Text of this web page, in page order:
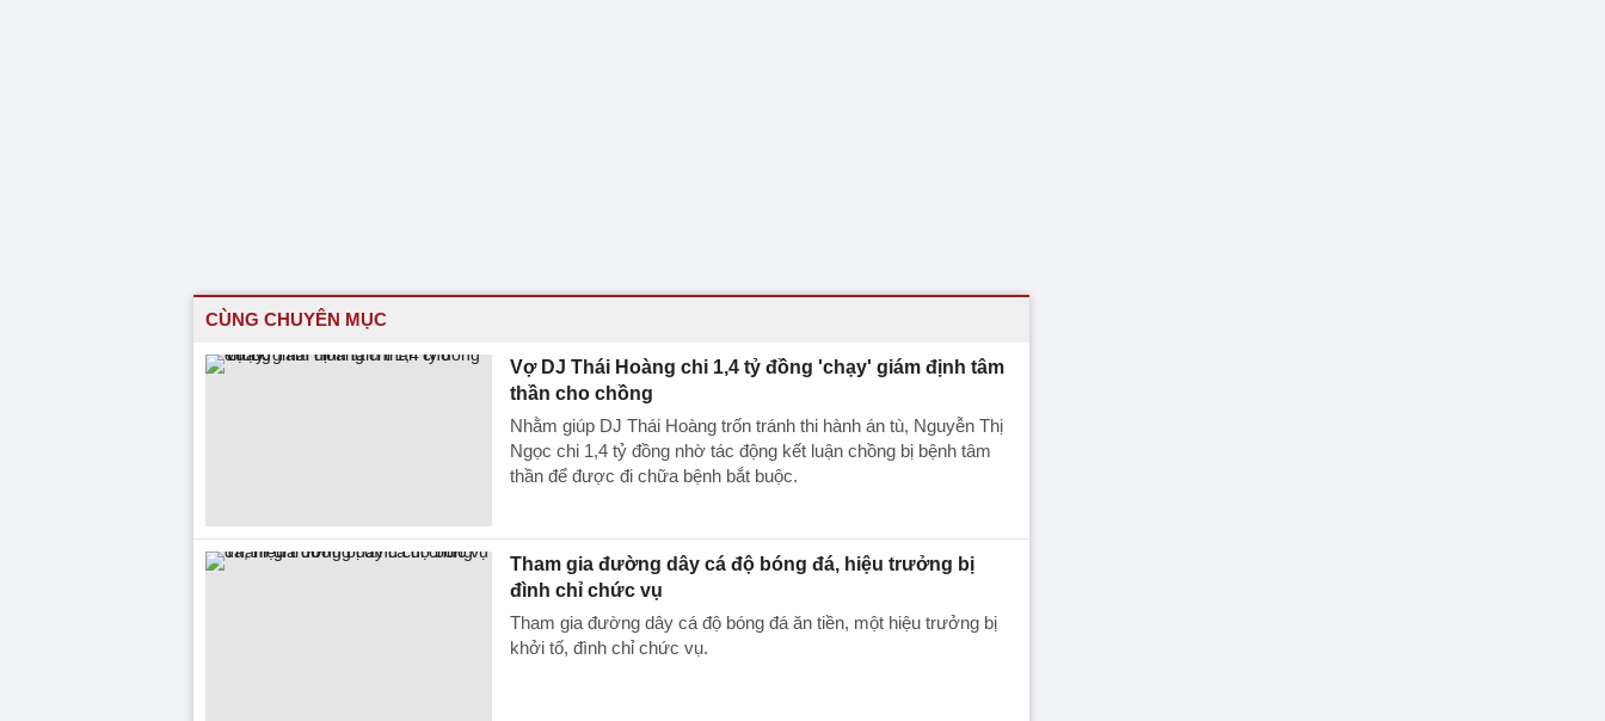
CÙNG CHUYÊN MỤC
Vợ DJ Thái Hoàng chi 1,4 tỷ đồng 'chạy' giám định tâm
thần cho chồng
Nhằm giúp DJ Thái Hoàng trốn tránh thi hành án tù, Nguyễn Thị
Ngọc chi 1,4 tỷ đồng nhờ tác động kết luận chồng bị bệnh tâm
thần để được đi chữa bệnh bắt buộc.
Tham gia đường dây cá độ bóng đá, hiệu trưởng bị
đình chỉ chức vụ
Tham gia đường dây cá độ bóng đá ăn tiền, một hiệu trưởng bị
khởi tố, đình chỉ chức vụ.